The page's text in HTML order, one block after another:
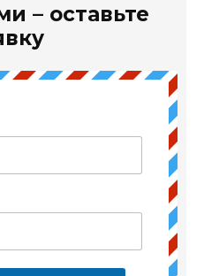
– оставьте